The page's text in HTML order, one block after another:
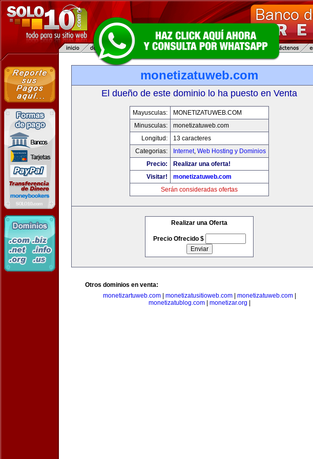
monetizatuweb.com
El dueño de este dominio lo ha puesto en Venta
Mayusculas:
MONETIZATUWEB.COM
Minusculas:
monetizatuweb.com
Longitud:
13 caracteres
Categorias:
Internet, Web Hosting y Dominios
Precio:
Realizar una oferta!
Visitar!
monetizatuweb.com
Serán consideradas ofertas
Realizar una Oferta
Precio Ofrecido $
Otros dominios en venta:
monetizartuweb.com| monetizatusitioweb.com| monetizatuweb.com|
monetizatublog.com| monetizar.org